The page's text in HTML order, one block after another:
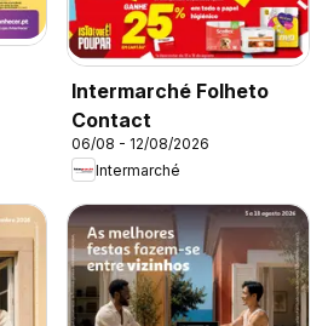
Intermarché Folheto
Contact
06/08 - 12/08/2026
Intermarché